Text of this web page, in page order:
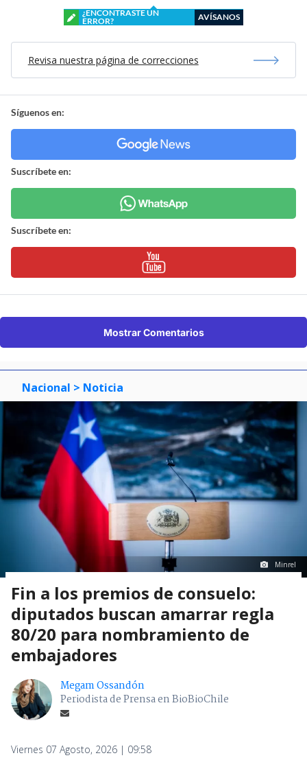
¿ENCONTRASTE UN
ERROR?
AVÍSANOS
Revisa nuestra página de correcciones
Síguenos en:
Suscríbete en:
Suscríbete en:
Mostrar Comentarios
Nacional > Noticia
Minrel
Fin a los premios de consuelo:
diputados buscan amarrar regla
80/20 para nombramiento de
embajadores
Megam Ossandón
Periodista de Prensa en BioBioChile
Viernes 07 Agosto, 2026 | 09:58